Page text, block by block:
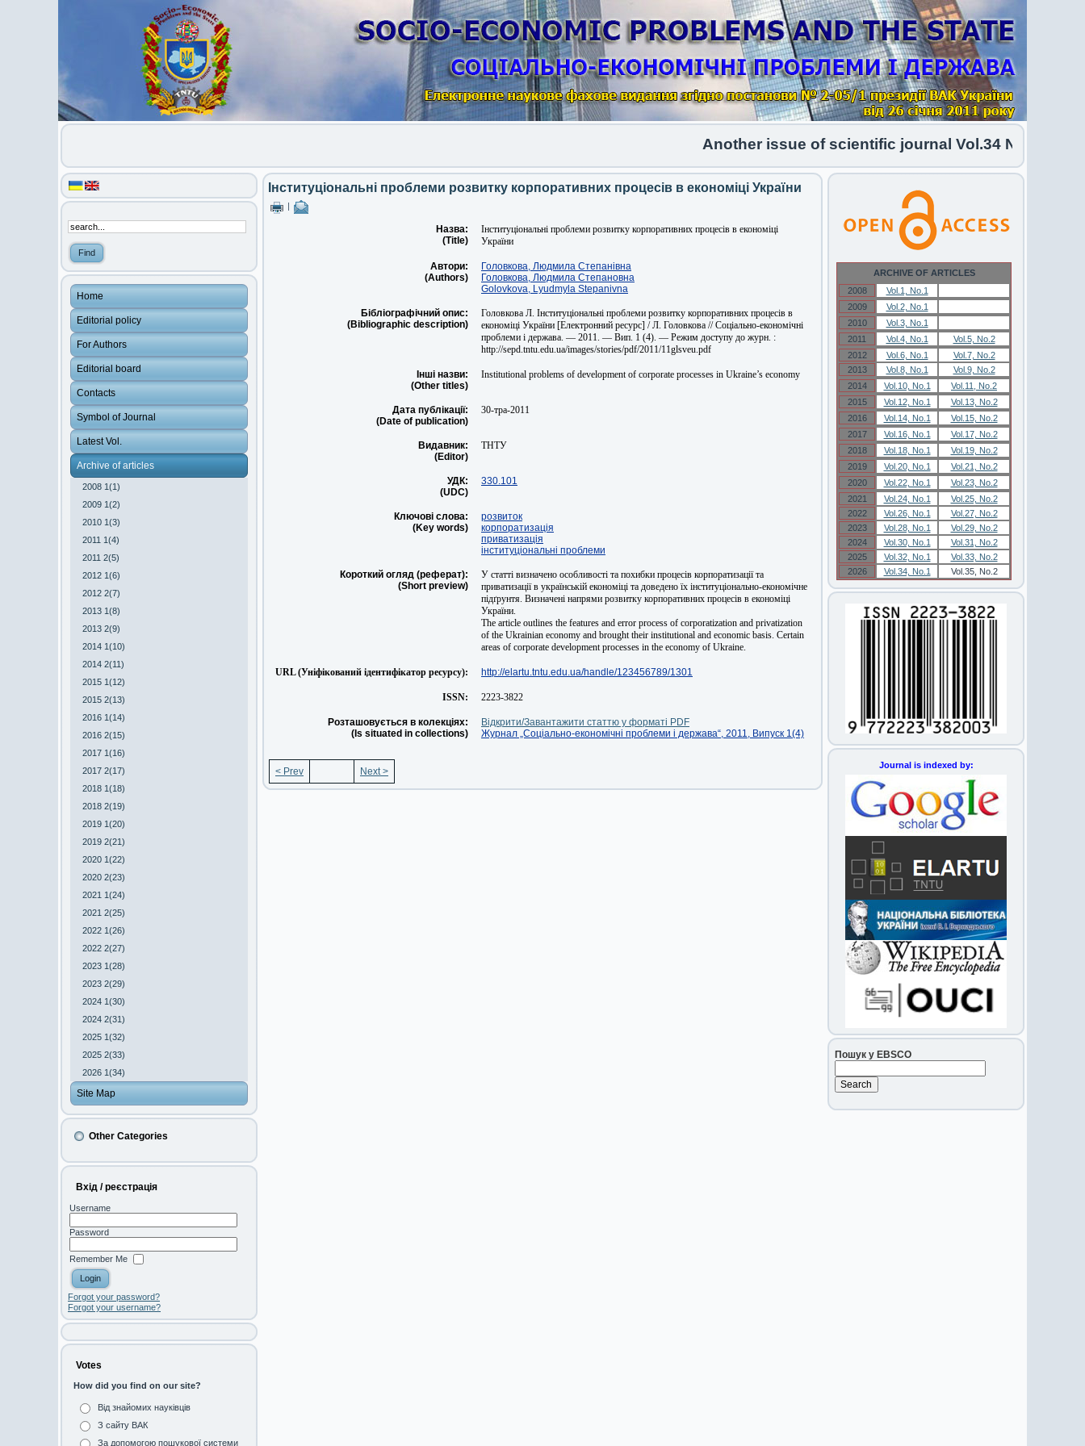
Another issue of scientific journal Vol.34 No.1 2026
Home
Editorial policy
For Authors
Editorial board
Contacts
Symbol of Journal
Latest Vol.
Archive of articles
2008 1(1)
2009 1(2)
2010 1(3)
2011 1(4)
2011 2(5)
2012 1(6)
2012 2(7)
2013 1(8)
2013 2(9)
2014 1(10)
2014 2(11)
2015 1(12)
2015 2(13)
2016 1(14)
2016 2(15)
2017 1(16)
2017 2(17)
2018 1(18)
2018 2(19)
2019 1(20)
2019 2(21)
2020 1(22)
2020 2(23)
2021 1(24)
2021 2(25)
2022 1(26)
2022 2(27)
2023 1(28)
2023 2(29)
2024 1(30)
2024 2(31)
2025 1(32)
2025 2(33)
2026 1(34)
Site Map
Other Categories
Вхід / реєстрація
Username
Password
Remember Me
Forgot your password?
Forgot your username?
Votes
How did you find on our site?
Від знайомих науківців
З сайту ВАК
За допомогою пошукової системи
Інституціональні проблеми розвитку корпоративних процесів в економіці України
Назва:
(Title)
Інституціональні проблеми розвитку корпоративних процесів в економіці
України
Автори:
(Authors)
Головкова, Людмила Степанівна
Головкова, Людмила Степановна
Golovkova, Lyudmyla Stepanivna
Бібліографічний опис:
(Bibliographic description)
Головкова Л. Інституціональні проблеми розвитку корпоративних процесів в
економіці України [Електронний ресурс] / Л. Головкова // Соціально-економічні
проблеми і держава. — 2011. — Вип. 1 (4). — Режим доступу до журн. :
http://sepd.tntu.edu.ua/images/stories/pdf/2011/11glsveu.pdf
Інші назви:
(Other titles)
Institutional problems of development of corporate processes in Ukraine’s economy
Дата публікації:
(Date of publication)
30-тра-2011
Видавник:
(Editor)
ТНТУ
УДК:
(UDC)
330.101
Ключові слова:
(Key words)
розвиток
корпоратизація
приватизація
інституціональні проблеми
Короткий огляд (реферат):
(Short preview)
У статті визначено особливості та похибки процесів корпоратизації та
приватизації в українській економіці та доведено їх інституціонально-економічне
підґрунтя. Визначені напрями розвитку корпоративних процесів в економіці
України.
The article outlines the features and error process of corporatization and privatization
of the Ukrainian economy and brought their institutional and economic basis. Certain
areas of corporate development processes in the economy of Ukraine.
URL (Уніфікований ідентифікатор ресурсу): http://elartu.tntu.edu.ua/handle/123456789/1301
ISSN: 2223-3822
Розташовується в колекціях:
(Is situated in collections)
Відкрити/Завантажити статтю у форматі PDF
Журнал „Соціально-економічні проблеми і держава“, 2011, Випуск 1(4)
< Prev Next >
ARCHIVE OF ARTICLES
2008
Vol.1, No.1
2009
Vol.2, No.1
2010
Vol.3, No.1
2011
Vol.4, No.1
Vol.5, No.2
2012
Vol.6, No.1
Vol.7, No.2
2013
Vol.8, No.1
Vol.9, No.2
2014
Vol.10, No.1
Vol.11, No.2
2015
Vol.12, No.1
Vol.13, No.2
2016
Vol.14, No.1
Vol.15, No.2
2017
Vol.16, No.1
Vol.17, No.2
2018
Vol.18, No.1
Vol.19, No.2
2019
Vol.20, No.1
Vol.21, No.2
2020
Vol.22, No.1
Vol.23, No.2
2021
Vol.24, No.1
Vol.25, No.2
2022
Vol.26, No.1
Vol.27, No.2
2023
Vol.28, No.1
Vol.29, No.2
2024
Vol.30, No.1
Vol.31, No.2
2025
Vol.32, No.1
Vol.33, No.2
2026
Vol.34, No.1 Vol.35, No.2
Journal is indexed by:
Пошук у EBSCO